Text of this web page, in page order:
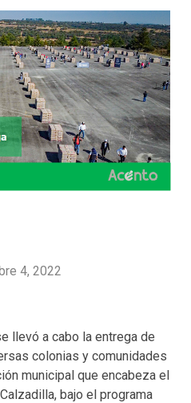
4, 2022
llevó a cabo la entrega de
colonias y comunidades
municipal que encabeza el
bajo el programa